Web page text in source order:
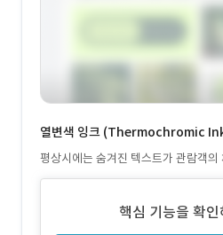
열변색 잉크 (Thermochromic
평상시에는 숨겨진 텍스트가 관람객의
서서히 나타납니다. "온도를 발명하다
핵심 기능을 확인